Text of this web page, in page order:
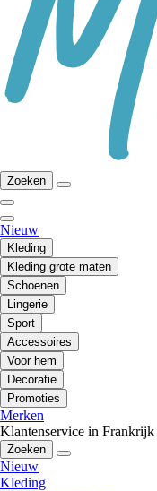
Zoeken
Nieuw
Kleding
Kleding grote maten
Schoenen
Lingerie
Sport
Accessoires
Voor hem
Decoratie
Promoties
Merken
Klantenservice in Frankrijk
Zoeken
Nieuw
Kleding